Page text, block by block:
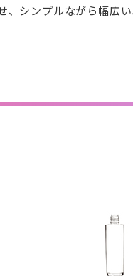
、シンプルながら幅広